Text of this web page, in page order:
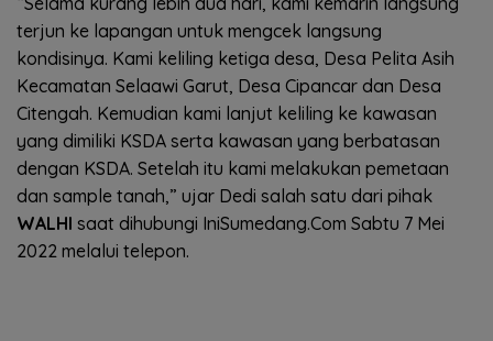
terjun ke lapangan untuk mengcek langsung
kondisinya. Kami keliling ketiga desa, Desa Pelita Asih
Kecamatan Selaawi Garut, Desa Cipancar dan Desa
Citengah. Kemudian kami lanjut keliling ke kawasan
yang dimiliki KSDA serta kawasan yang berbatasan
dengan KSDA. Setelah itu kami melakukan pemetaan
dan sample tanah,” ujar Dedi salah satu dari pihak
WALHI saat dihubungi IniSumedang.Com Sabtu 7 Mei
2022 melalui telepon.